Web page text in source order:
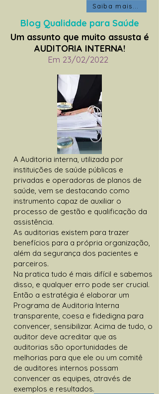
Saiba mais...
Blog Qualidade para Saúde
Um assunto que muito assusta é
AUDITORIA INTERNA!
Em 23/02/2022
A Auditoria interna, utilizada por
instituições de saúde públicas e
privadas e operadoras de planos de
saúde, vem se destacando como
instrumento capaz de auxiliar o
processo de gestão e qualificação da
assistência.
As auditorias existem para trazer
benefícios para a própria organização,
além da segurança dos pacientes e
parceiros.
Na pratica tudo é mais difícil e sabemos
disso, e qualquer erro pode ser crucial.
Então a estratégia é elaborar um
Programa de Auditoria Interna
transparente, coesa e fidedigna para
convencer, sensibilizar. Acima de tudo, o
auditor deve acreditar que as
auditorias são oportunidades de
melhorias para que ele ou um comitê
de auditores internos possam
convencer as equipes, através de
exemplos e resultados.